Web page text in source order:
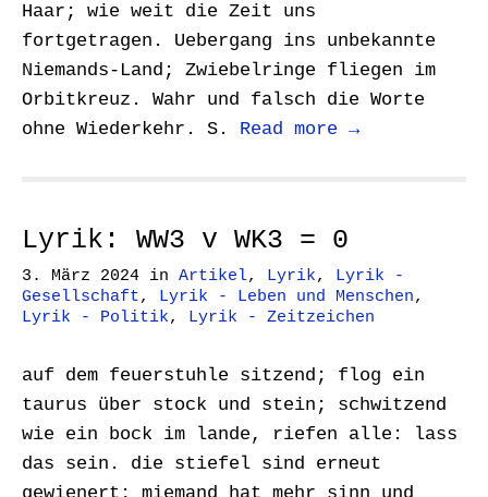
Haar; wie weit die Zeit uns
fortgetragen. Uebergang ins unbekannte
Niemands-Land; Zwiebelringe fliegen im
Orbitkreuz. Wahr und falsch die Worte
ohne Wiederkehr. S. Read more →
Lyrik: WW3 v WK3 = 0
3. März 2024 in Artikel, Lyrik, Lyrik -
Gesellschaft, Lyrik - Leben und Menschen,
Lyrik - Politik, Lyrik - Zeitzeichen
auf dem feuerstuhle sitzend; flog ein
taurus über stock und stein; schwitzend
wie ein bock im lande, riefen alle: lass
das sein. die stiefel sind erneut